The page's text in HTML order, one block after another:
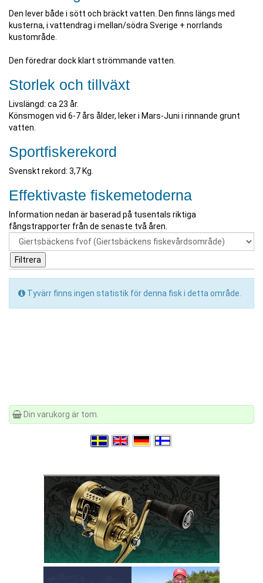
Den lever både i sött och bräckt vatten. Den finns längs med
kusterna, i vattendrag i mellan/södra Sverige + norrlands
kustområde.
Den föredrar dock klart strömmande vatten.
Storlek och tillväxt
Livslängd: ca 23 år.
Könsmogen vid 6-7 års ålder, leker i Mars-Juni i rinnande grunt
vatten.
Sportfiskerekord
Svenskt rekord: 3,7 Kg.
Effektivaste fiskemetoderna
Information nedan är baserad på tusentals riktiga
fångstrapporter från de senaste två åren.
Tyvärr finns ingen statistik för denna fisk i detta område.
Din varukorg är tom.